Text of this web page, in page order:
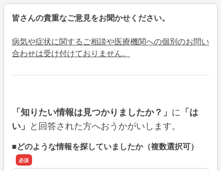
皆さんの貴重なご意見をお聞かせください。
病気や症状に関するご相談や医療機関への個別のお問い
合わせは受け付けておりません。
「知りたい情報は見つかりましたか？」 に 「は
い」 と回答された方へおうかがいします。
■どのような情報を探していましたか（複数選択可）